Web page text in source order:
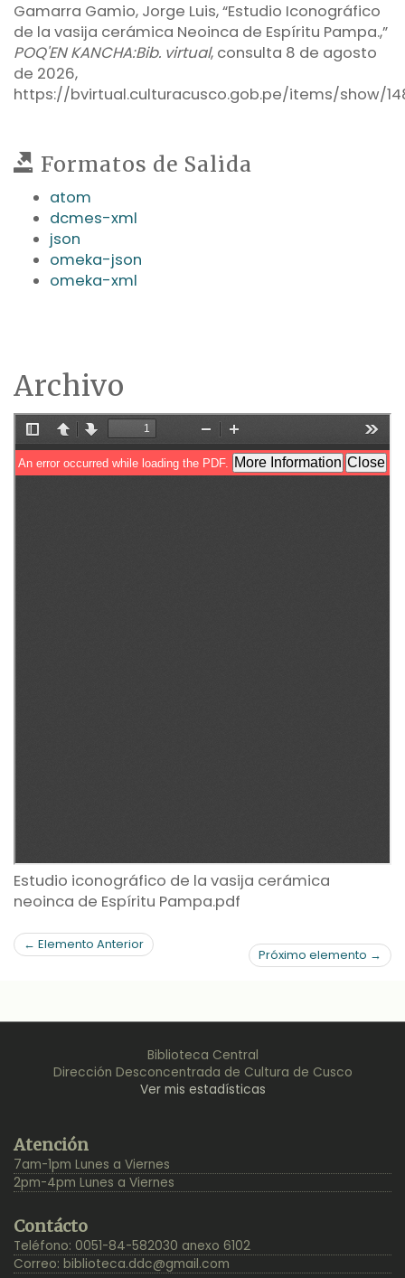
Gamarra Gamio, Jorge Luis, “Estudio Iconográfico
de la vasija cerámica Neoinca de Espíritu Pampa.,”
POQ'EN KANCHA:Bib. virtual, consulta 8 de agosto
de 2026,
https://bvirtual.culturacusco.gob.pe/items/show/
Formatos de Salida
atom
dcmes-xml
json
omeka-json
omeka-xml
Archivo
Estudio iconográfico de la vasija cerámica
neoinca de Espíritu Pampa.pdf
← Elemento Anterior
Próximo elemento →
Biblioteca Central
Dirección Desconcentrada de Cultura de Cusco
Ver mis estadísticas
Top
Atención
7am-1pm Lunes a Viernes
2pm-4pm Lunes a Viernes
Contácto
Teléfono: 0051-84-582030 anexo 6102
Correo: biblioteca.ddc@gmail.com